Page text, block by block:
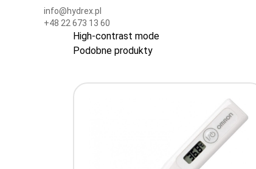
info@hydrex.pl
+48 22 673 13 60
High-contrast mode
Podobne produkty